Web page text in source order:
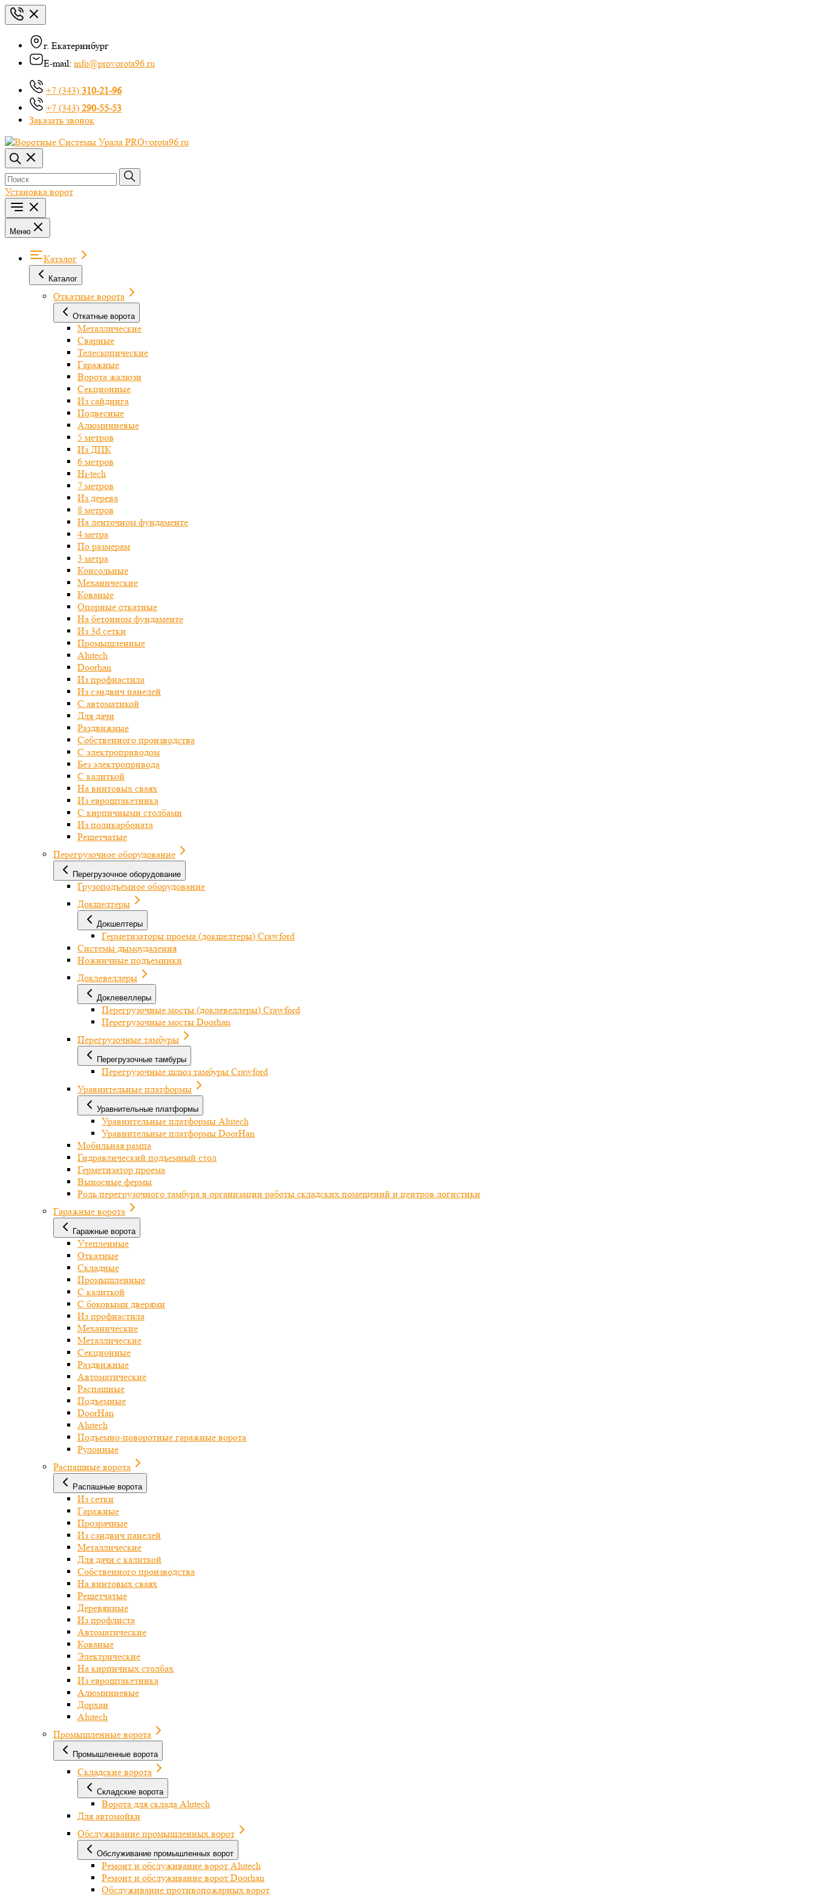
г. Екатеринбург
E-mail: info@provorota96.ru
+7 (343) 310-21-96
+7 (343) 290-55-53
Заказать звонок
Установка ворот
Меню
Каталог
Каталог
Откатные ворота
Откатные ворота
Металлические
Сварные
Телескопические
Гаражные
Ворота жалюзи
Секционные
Из сайдинга
Подвесные
Алюминиевые
5 метров
Из ДПК
6 метров
Hi-tech
7 метров
Из дерева
8 метров
На ленточном фундаменте
4 метра
По размерам
3 метра
Консольные
Механические
Кованые
Опорные откатные
На бетонном фундаменте
Из 3d сетки
Промышленные
Alutech
Doorhan
Из профнастила
Из сэндвич панелей
С автоматикой
Для дачи
Раздвижные
Собственного производства
С электроприводом
Без электропривода
С калиткой
На винтовых сваях
Из евроштакетника
С кирпичными столбами
Из поликарбоната
Решетчатые
Перегрузочное оборудование
Перегрузочное оборудование
Грузоподъёмное оборудование
Докшелтеры
Докшелтеры
Герметизаторы проема (докшелтеры) Crawford
Системы дымоудаления
Ножничные подъемники
Доклевеллеры
Доклевеллеры
Перегрузочные мосты (доклевеллеры) Crawford
Перегрузочные мосты Doorhan
Перегрузочные тамбуры
Перегрузочные тамбуры
Перегрузочные шлюз тамбуры Crawford
Уравнительные платформы
Уравнительные платформы
Уравнительные платформы Alutech
Уравнительные платформы DoorHan
Мобильная рампа
Гидравлический подъемный стол
Герметизатор проема
Выносные фермы
Роль перегрузочного тамбура в организации работы складских помещений и центров логистики
Гаражные ворота
Гаражные ворота
Утепленные
Откатные
Складные
Промышленные
С калиткой
С боковыми дверями
Из профнастила
Механические
Металлические
Секционные
Раздвижные
Автоматические
Распашные
Подъемные
DoorHan
Alutech
Подъемно-поворотные гаражные ворота
Рулонные
Распашные ворота
Распашные ворота
Из сетки
Гаражные
Прозрачные
Из сэндвич панелей
Металлические
Для дачи с калиткой
Собственного производства
На винтовых сваях
Решетчатые
Деревянные
Из профлиста
Автоматические
Кованые
Электрические
На кирпичных столбах
Из евроштакетника
Алюминиевые
Дорхан
Alutech
Промышленные ворота
Промышленные ворота
Складские ворота
Складские ворота
Ворота для склада Alutech
Для автомойки
Обслуживание промышленных ворот
Обслуживание промышленных ворот
Ремонт и обслуживание ворот Alutech
Ремонт и обслуживание ворот Doorhan
Обслуживание противопожарных ворот